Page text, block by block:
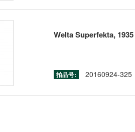
Welta Superfekta, 1935
拍品号: 20160924-325